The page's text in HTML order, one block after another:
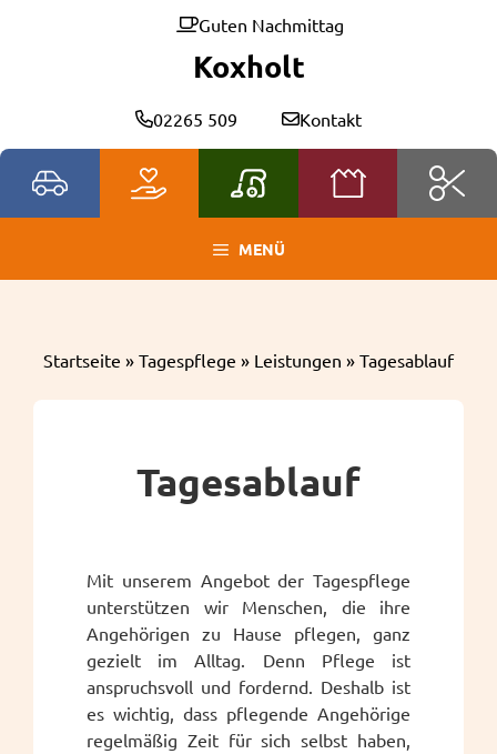
Guten Nachmittag
Koxholt
02265 509 Kontakt
MENÜ
Startseite » Tagespflege » Leistungen » Tagesablauf
Tagesablauf
Mit unserem Angebot der Tagespflege
unterstützen wir Menschen, die ihre
Angehörigen zu Hause pflegen, ganz
gezielt im Alltag. Denn Pflege ist
anspruchsvoll und fordernd. Deshalb ist
es wichtig, dass pflegende Angehörige
regelmäßig Zeit für sich selbst haben,